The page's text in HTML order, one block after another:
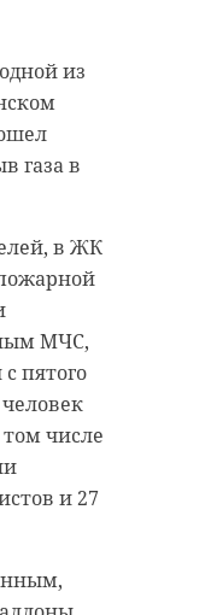
из
газа в
в ЖК
МЧС,
пятого
числе
и 27